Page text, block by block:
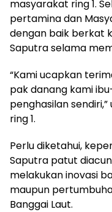
masyarakat ring 1.
pertamina dan
dengan baik berkat
Saputra selama
“Kami ucapkan
pak danang kami
penghasilan
ring 1.
Perlu diketahui,
Saputra patut
melakukan inovasi
maupun
Banggai Laut.